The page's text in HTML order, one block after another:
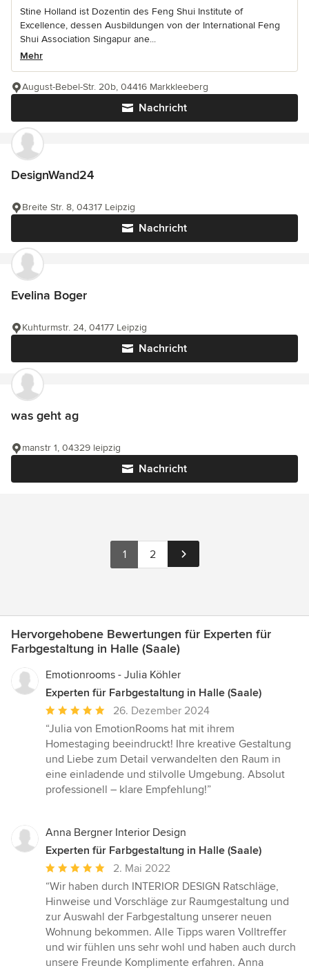
Stine Holland ist Dozentin des Feng Shui Institute of
Excellence, dessen Ausbildungen von der International Feng
Shui Association Singapur ane...
Mehr
Nachricht
August-Bebel-Str. 20b, 04416 Markkleeberg
DesignWand24
Nachricht
Breite Str. 8, 04317 Leipzig
Evelina Boger
Nachricht
Kuhturmstr. 24, 04177 Leipzig
was geht ag
Nachricht
manstr 1, 04329 leipzig
1 2
Hervorgehobene Bewertungen für Experten für
Farbgestaltung in Halle (Saale)
Emotionrooms - Julia Köhler
Experten für Farbgestaltung in Halle (Saale)
Durchschnittliche
Bewertung:
5
von
5
Sternen
26. Dezember 2024
“Julia von EmotionRooms hat mit ihrem
Homestaging beeindruckt! Ihre kreative Gestaltung
und Liebe zum Detail verwandelten den Raum in
eine einladende und stilvolle Umgebung. Absolut
professionell – klare Empfehlung!”
Anna Bergner Interior Design
Experten für Farbgestaltung in Halle (Saale)
Durchschnittliche
Bewertung:
5
von
5
Sternen
2. Mai 2022
“Wir haben durch INTERIOR DESIGN Ratschläge,
Hinweise und Vorschläge zur Raumgestaltung und
zur Auswahl der Farbgestaltung unserer neuen
Wohnung bekommen. Alle Tipps waren Volltreffer
und wir fühlen uns sehr wohl und haben auch durch
unsere Freunde Komplimente erfahren. Anna